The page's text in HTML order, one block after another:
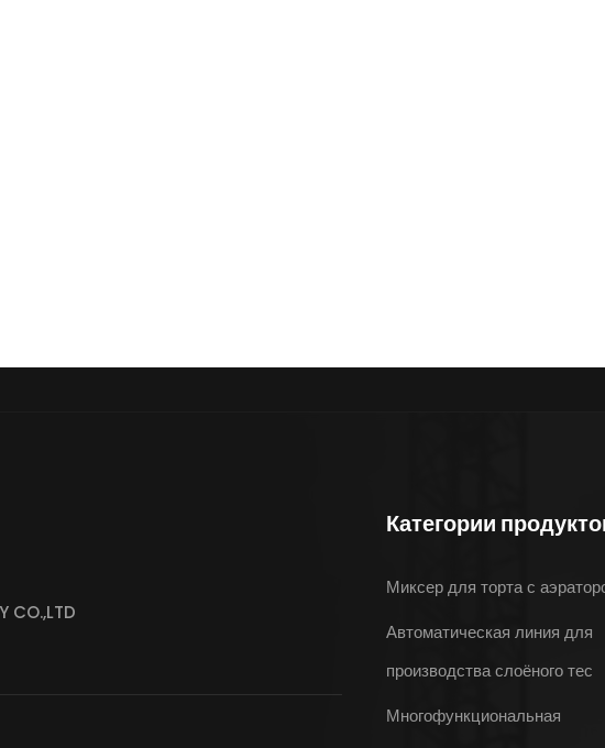
CO.,LTD
Категории
Миксер для торта с
Автоматическая линия для
производства слоёного тес
Многофункциональная